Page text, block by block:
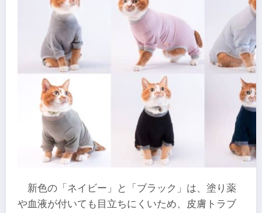
新色の「ネイビー」と「ブラック」は、塗り薬
や血液が付いても目立ちにくいため、皮膚トラブ